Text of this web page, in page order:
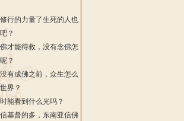
行的力量了生死的人也
？
才能得救，没有念佛怎
？
有成佛之前，众生怎么
界？
能看到什么光吗？
基督的多，东南亚信佛